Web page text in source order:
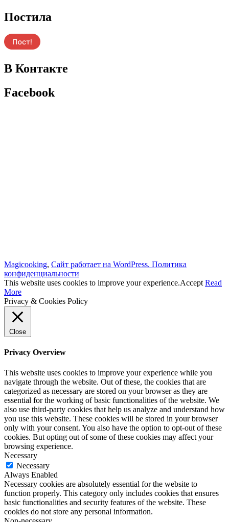
Постила
В Контакте
Facebook
Magicooking, Сайт работает на WordPress. Политика
конфиденциальности
This website uses cookies to improve your experience.Accept Read
More
Privacy & Cookies Policy
Close
Privacy Overview
This website uses cookies to improve your experience while you
navigate through the website. Out of these, the cookies that are
categorized as necessary are stored on your browser as they are
essential for the working of basic functionalities of the website. We
also use third-party cookies that help us analyze and understand how
you use this website. These cookies will be stored in your browser
only with your consent. You also have the option to opt-out of these
cookies. But opting out of some of these cookies may affect your
browsing experience.
Necessary
Necessary
Always Enabled
Necessary cookies are absolutely essential for the website to
function properly. This category only includes cookies that ensures
basic functionalities and security features of the website. These
cookies do not store any personal information.